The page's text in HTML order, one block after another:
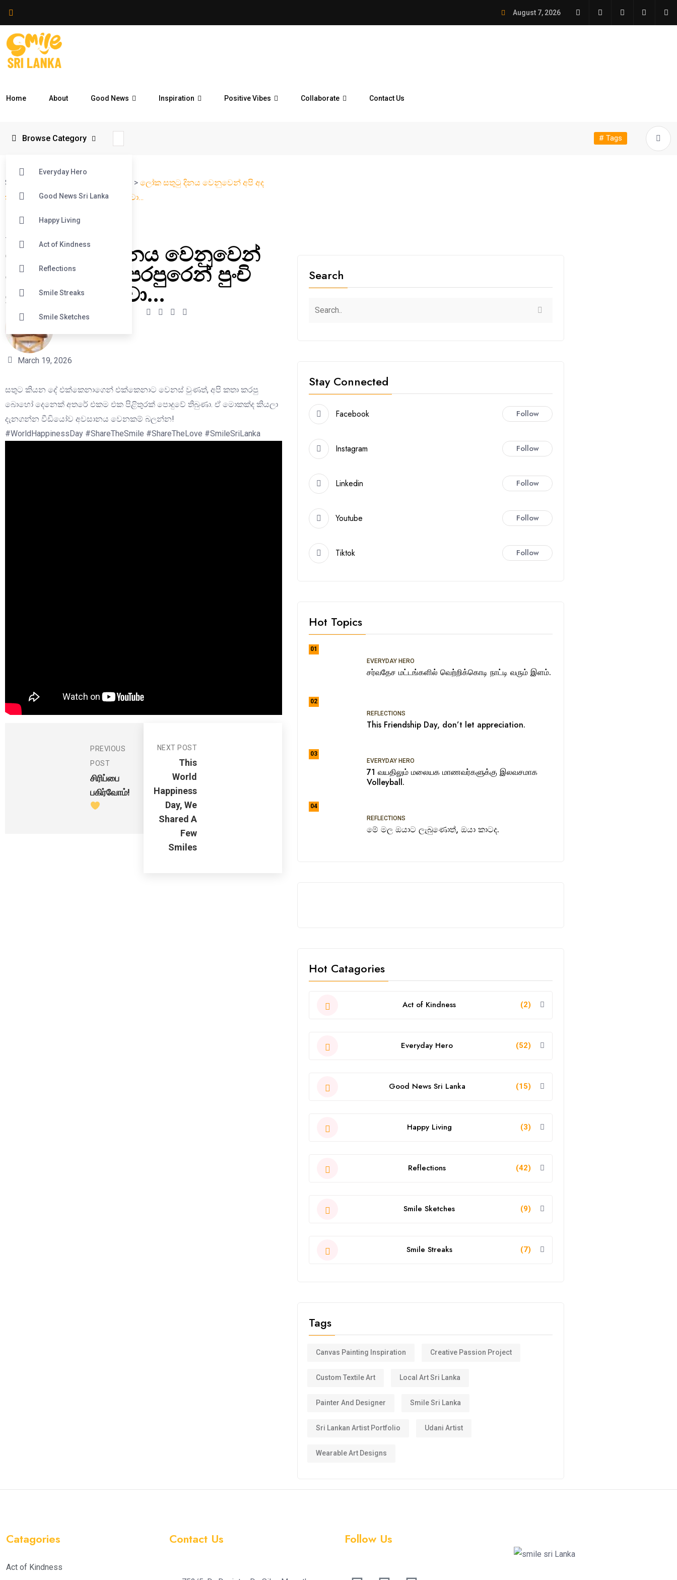
August 7, 2026
Home About Good News Inspiration Positive Vibes Collaborate Contact Us
Browse Category
Everyday Hero
Good News Sri Lanka
Happy Living
Act of Kindness
Reflections
Smile Streaks
Smile Sketches
# Tags
Smile Sri Lanka > ලෝක සතුටු දිනය වෙනුවෙන් අපි අද
තරුණ පරපුරෙන් පුංචි ප්‍රශ්නයක් ඇහුවා…
#
ලෝක සතුටු දිනය වෙනුවෙන්
අපි අද තරුණ පරපුරෙන් පුංචි
ප්‍රශ්නයක් ඇහුවා…
March 19, 2026
සතුට කියන දේ එක්කෙනාගෙන් එක්කෙනාට වෙනස් වුණත්, අපි කතා කරපු
බොහෝ දෙනෙක් අතරේ එකම එක පිළිතුරක් පොදුවේ තිබුණා. ඒ මොකක්ද කියලා
දැනගන්න වීඩියෝව අවසානය වෙනකම් බලන්න!
#WorldHappinessDay #ShareTheSmile #ShareTheLove #SmileSriLanka
PREVIOUS
POST
சிரிப்பை
பகிர்வோம்!
NEXT POST
This
World
Happiness
Day, We
Shared A
Few
Smiles
Search
Stay Connected
Facebook Follow
Instagram Follow
Linkedin Follow
Youtube Follow
Tiktok Follow
Hot Topics
01
EVERYDAY HERO
சர்வதேச மட்டங்களில் வெற்றிக்கொடி நாட்டி வரும் இளம்.
02
REFLECTIONS
This Friendship Day, don’t let appreciation.
03
EVERYDAY HERO
71 வயதிலும் மலையக மாணவர்களுக்கு இலவசமாக
Volleyball.
04
REFLECTIONS
මේ මල ඔයාට ලැබුණොත්, ඔයා කාටද.
Hot Catagories
Act of Kindness (2)
Everyday Hero (52)
Good News Sri Lanka (15)
Happy Living (3)
Reflections (42)
Smile Sketches (9)
Smile Streaks (7)
Tags
Canvas Painting Inspiration Creative Passion Project
Custom Textile Art Local Art Sri Lanka
Painter And Designer Smile Sri Lanka
Sri Lankan Artist Portfolio Udani Artist
Wearable Art Designs
Catagories
Act of Kindness
Contact Us Follow Us